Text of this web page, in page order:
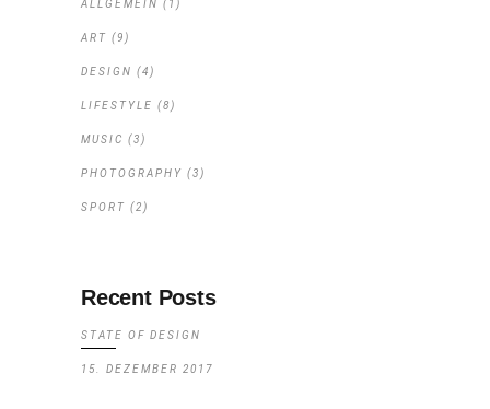
ALLGEMEIN (1)
ART (9)
DESIGN (4)
LIFESTYLE (8)
MUSIC (3)
PHOTOGRAPHY (3)
SPORT (2)
Recent Posts
STATE OF DESIGN
15. DEZEMBER 2017